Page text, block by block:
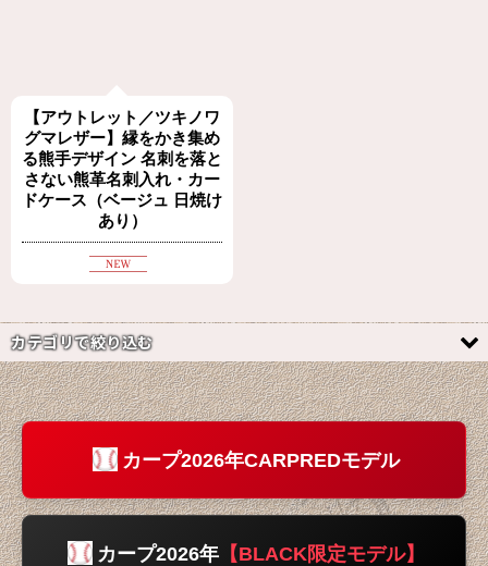
【アウトレット／ツキノワ
グマレザー】縁をかき集め
る熊手デザイン 名刺を落と
さない熊革名刺入れ・カー
ドケース（ベージュ 日焼け
あり）
カテゴリで絞り込む
一期一会の掘り出し物！アウトレット (全商品)
小銭入れ
色々な革小物
カープ2026年CARPREDモデル
カープ2026年【BLACK限定モデル】